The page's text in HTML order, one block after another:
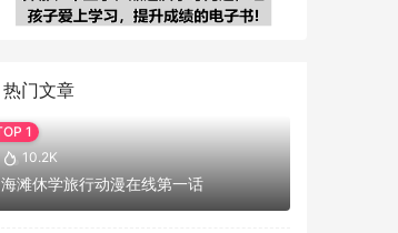
热门文章
10.2K
海滩休学旅行动漫在线第一话